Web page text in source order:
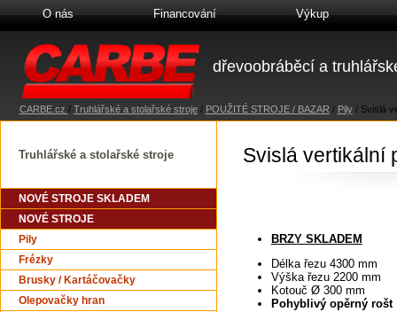
O nás Financování Výkup
dřevoobráběcí a
CARBE.cz / Truhlářské a stolařské stroje / POUŽITÉ STROJE / BAZAR / Pily / Svislá
Truhlářské a stolařské stroje
NOVÉ STROJE SKLADEM
NOVÉ STROJE
Pily
Frézky
Brusky / Kartáčovačky
Olepovačky hran
Svislá vertikální
BRZY SKLADEM
Délka řezu 4300 mm
Výška řezu 2200 mm
Kotouč Ø 300 mm
Pohyblivý opěrný rošt